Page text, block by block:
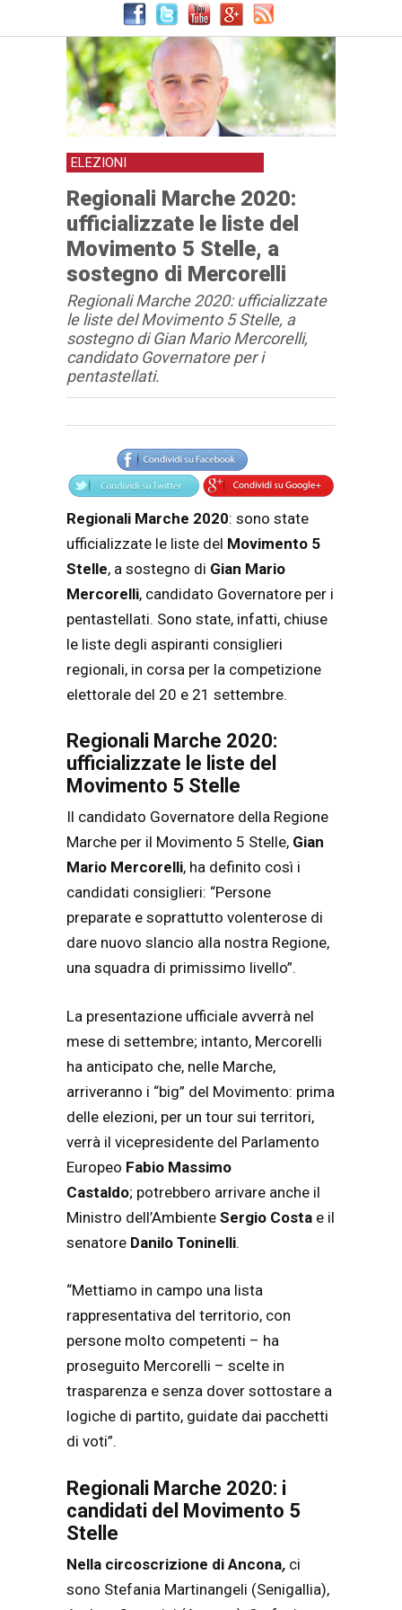
ELEZIONI
Regionali Marche 2020:
ufficializzate le liste del
Movimento 5 Stelle, a
sostegno di Mercorelli
Regionali Marche 2020: ufficializzate
le liste del Movimento 5 Stelle, a
sostegno di Gian Mario Mercorelli,
candidato Governatore per i
pentastellati.
Articolo
Testo articolo principale
Regionali Marche 2020: sono state
ufficializzate le liste del Movimento 5
Stelle, a sostegno di Gian Mario
Mercorelli, candidato Governatore per i
pentastellati. Sono state, infatti, chiuse
le liste degli aspiranti consiglieri
regionali, in corsa per la competizione
elettorale del 20 e 21 settembre.
Regionali Marche 2020:
ufficializzate le liste del
Movimento 5 Stelle
Il candidato Governatore della Regione
Marche per il Movimento 5 Stelle, Gian
Mario Mercorelli, ha definito così i
candidati consiglieri: “Persone
preparate e soprattutto volenterose di
dare nuovo slancio alla nostra Regione,
una squadra di primissimo livello”.
La presentazione ufficiale avverrà nel
mese di settembre; intanto, Mercorelli
ha anticipato che, nelle Marche,
arriveranno i “big” del Movimento: prima
delle elezioni, per un tour sui territori,
verrà il vicepresidente del Parlamento
Europeo Fabio Massimo
Castaldo; potrebbero arrivare anche il
Ministro dell’Ambiente Sergio Costa e il
senatore Danilo Toninelli.
“Mettiamo in campo una lista
rappresentativa del territorio, con
persone molto competenti – ha
proseguito Mercorelli – scelte in
trasparenza e senza dover sottostare a
logiche di partito, guidate dai pacchetti
di voti”.
Regionali Marche 2020: i
candidati del Movimento 5
Stelle
Nella circoscrizione di Ancona, ci
sono Stefania Martinangeli (Senigallia),